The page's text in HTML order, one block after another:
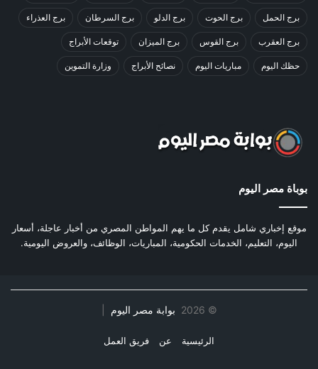
برج الحمل برج الحوت برج الدلو برج السرطان برج العذراء
برج العقرب برج القوس برج الميزان توقعات الأبراج
حظك اليوم مباريات اليوم نصائح الأبراج وزارة التموين
بوباة مصر اليوم
موقع إخباري شامل يقدم كل ما يهم المواطن المصري من أخبار عاجلة، أسعار
اليوم، التعليم، الخدمات الحكومية، المباريات، الوظائف، والعروض اليومية.
©
2026 بوابة مصر اليوم
الرئيسية عن فريق العمل